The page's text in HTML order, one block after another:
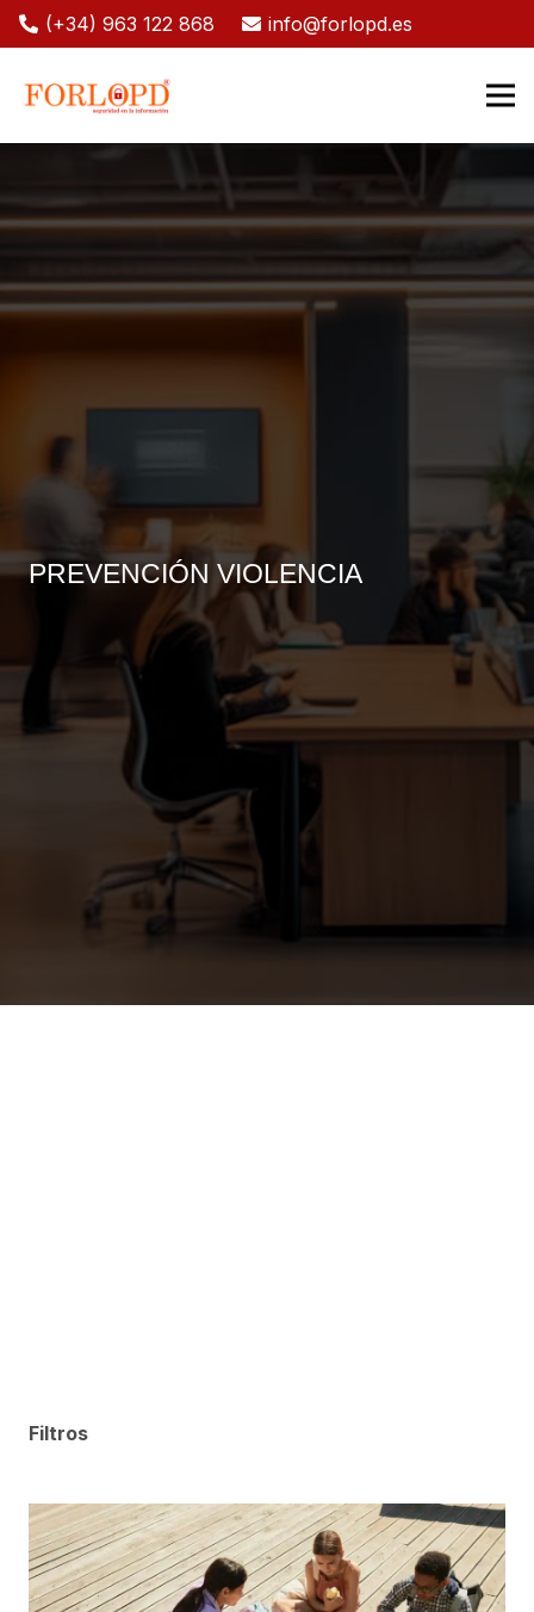
(+34) 963 122 868 info@forlopd.es
PREVENCIÓN VIOLENCIA
Filtros